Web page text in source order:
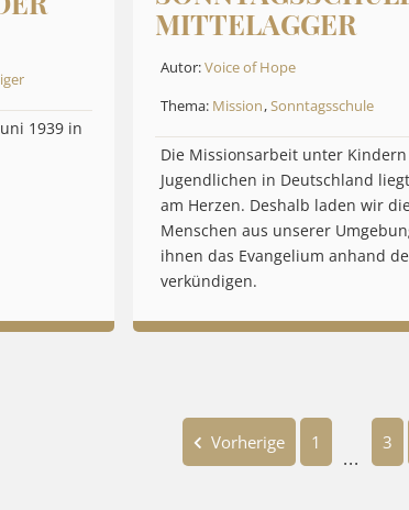
1939 in
MITTELAGGER
Autor:Voice of Hope
Thema: Mission,Sonntagsschule
Die Missionsarbeit unter
Jugendlichen in Deutschland
am Herzen. Deshalb laden wir
Menschen aus unserer
ihnen das Evangelium anhand
verkündigen.
Vorherige 1
...
3